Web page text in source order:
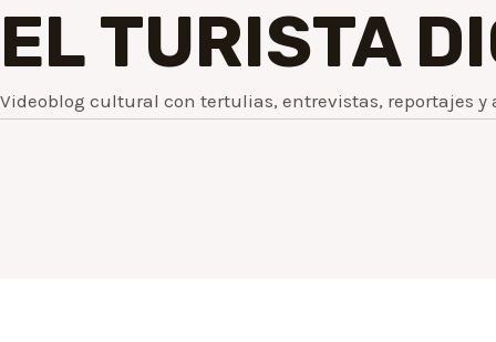
EL TURISTA
Videoblog cultural con tertulias, entrevistas, reportajes y